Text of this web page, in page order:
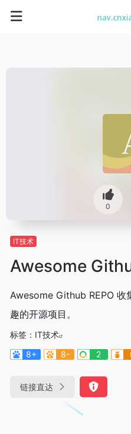
0
IT技术
Awesome
Awesome Github REPO
趣的开源项目。
标签： IT技术
8+
8- 2
链接直达